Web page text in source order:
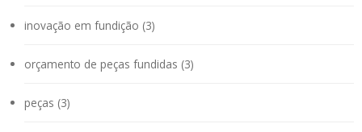
inovação em fundição (3)
orçamento de peças fundidas (3)
peças (3)